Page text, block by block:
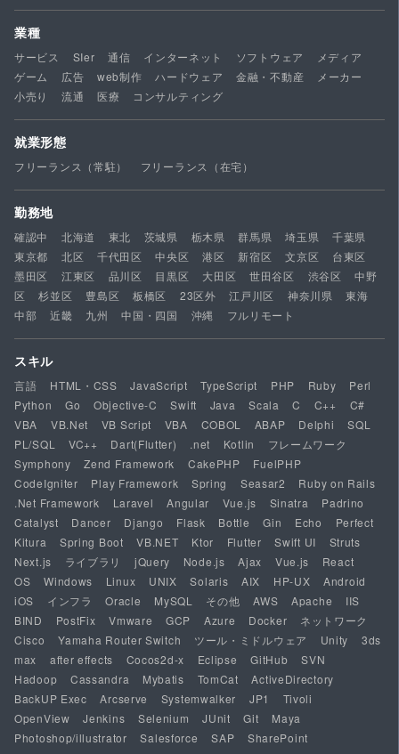
業種
サービス SIer 通信 インターネット ソフトウェア
メディア
ゲーム
広告 web制作 ハードウェア 金融・不動産
メーカー
小売り
流通 医療 コンサルティング
就業形態
フリーランス（常駐） フリーランス（在宅）
勤務地
確認中 北海道 東北 茨城県 栃木県 群馬県 埼玉県
千葉県
東京都
北区 千代田区 中央区 港区 新宿区 文京区
台東区
墨田区
江東区 品川区 目黒区 大田区 世田谷区 渋谷区
中野
区
杉並区 豊島区 板橋区 23区外 江戸川区 神奈川県
東海
中部
近畿 九州 中国・四国 沖縄 フルリモート
スキル
言語 HTML・CSS JavaScript TypeScript PHP Ruby
Perl
Python
Go Objective-C Swift Java Scala C C++
C#
VBA
VB.Net VB Script VBA COBOL ABAP Delphi
SQL
PL/SQL
VC++ Dart(Flutter) .net Kotlin
フレームワーク
Symphony
Zend Framework CakePHP
FuelPHP
CodeIgniter
Play Framework Spring Seasar2
Ruby on Rails
.Net Framework
Laravel Angular Vue.js Sinatra
Padrino
Catalyst
Dancer Django Flask Bottle Gin Echo
Perfect
Kitura
Spring Boot VB.NET Ktor Flutter Swift UI
Struts
Next.js
ライブラリ jQuery Node.js Ajax Vue.js
React
OS
Windows Linux UNIX Solaris AIX HP-UX
Android
iOS
インフラ Oracle MySQL その他 AWS Apache
IIS
BIND
PostFix Vmware GCP Azure Docker
ネットワーク
Cisco
Yamaha Router Switch ツール・ミドルウェア Unity
3ds
max
after effects Cocos2d-x Eclipse GitHub
SVN
Hadoop
Cassandra Mybatis TomCat
ActiveDirectory
BackUP Exec
Arcserve Systemwalker JP1
Tivoli
OpenView
Jenkins Selenium JUnit Git
Maya
Photoshop/illustrator
Salesforce SAP SharePoint